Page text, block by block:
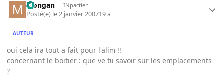
Mongan INpactien
Posté(e) le 2 janvier 200719 a
AUTEUR
oui cela ira tout a fait pour l'alim !!
concernant le boitier : que ve tu savoir sur les emplacements
?